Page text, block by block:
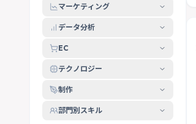
マーケティング
データ分析
EC
テクノロジー
制作
部門別スキル